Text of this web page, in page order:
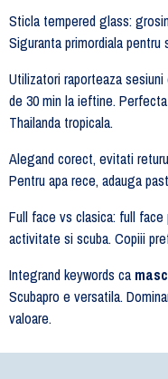
Sticla tempered glass:
Siguranta primordiala pentru
Utilizatori raporteaza
de 30 min la ieftine.
Thailanda tropicala.
Alegand corect, evitati
Pentru apa rece, adauga
Full face vs clasica: full face
activitate si scuba. Copiii
Integrand keywords ca
Scubapro e versatila.
valoare.